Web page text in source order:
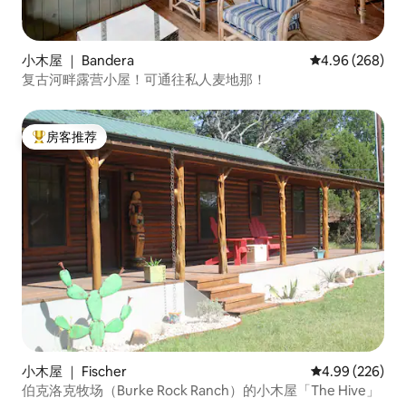
小木屋 ｜ Bandera 平均评分 4.96
4.96 (268)
复古河畔露营小屋！可通往私人麦地那！
热门「房客推荐」
房客推荐
小木屋 ｜ Fischer 平均评分 4.99
4.99 (226)
伯克洛克牧场（Burke Rock Ranch）的小木屋「The Hive」